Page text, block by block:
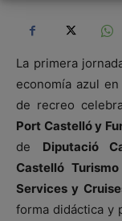
La primera
economía azul
de recreo
Port Castelló y
de Diputació
Castelló
Services y
forma didáctica y